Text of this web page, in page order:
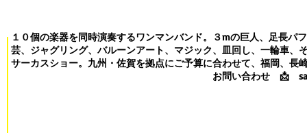
１０個の楽器を同時演奏するワンマンバンド。３mの巨人、足長パ
芸、ジャグリング、バルーンアート、マジック、皿回し、一輪車、
サーカスショー。九州・佐賀を拠点にご予算に合わせて、福岡、長
お問い合わせ 📩